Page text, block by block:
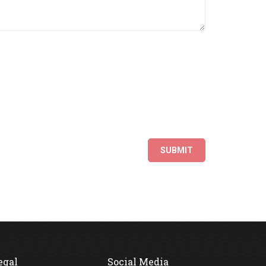
Social Media